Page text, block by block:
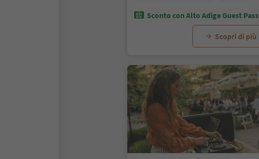
Sconto con Alto Adige Guest Pass
Scopri di più